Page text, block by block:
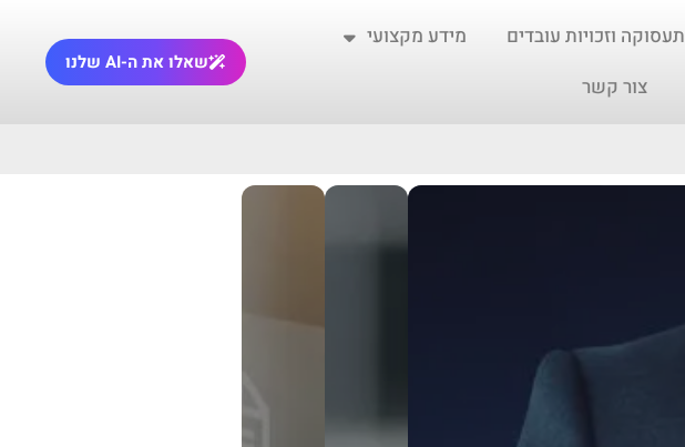
תעסוקה וזכויות עובדים
מידע מקצועי
צור קשר
שאלו את ה-AI שלנו